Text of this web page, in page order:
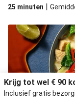
25 minuten |
Krijg tot wel € 90
Inclusief gratis